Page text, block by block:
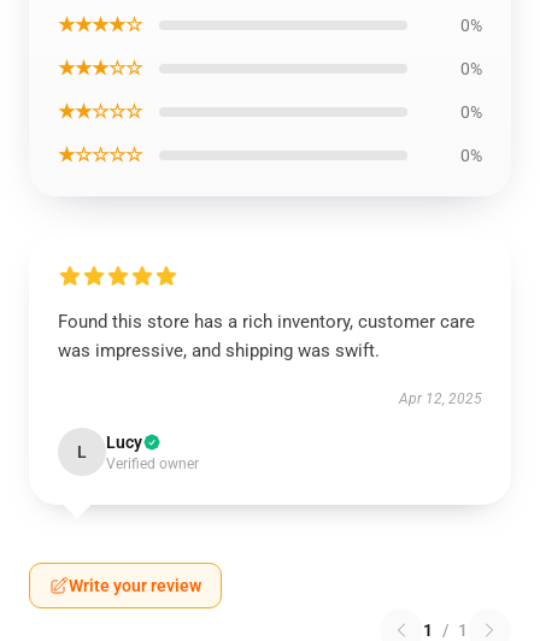
★★★★☆ 0%
★★★☆☆ 0%
★★☆☆☆ 0%
★☆☆☆☆ 0%
Found this store has a rich inventory, customer care
was impressive, and shipping was swift.
Apr 12, 2025
L Lucy
Verified owner
Write your review
1 / 1